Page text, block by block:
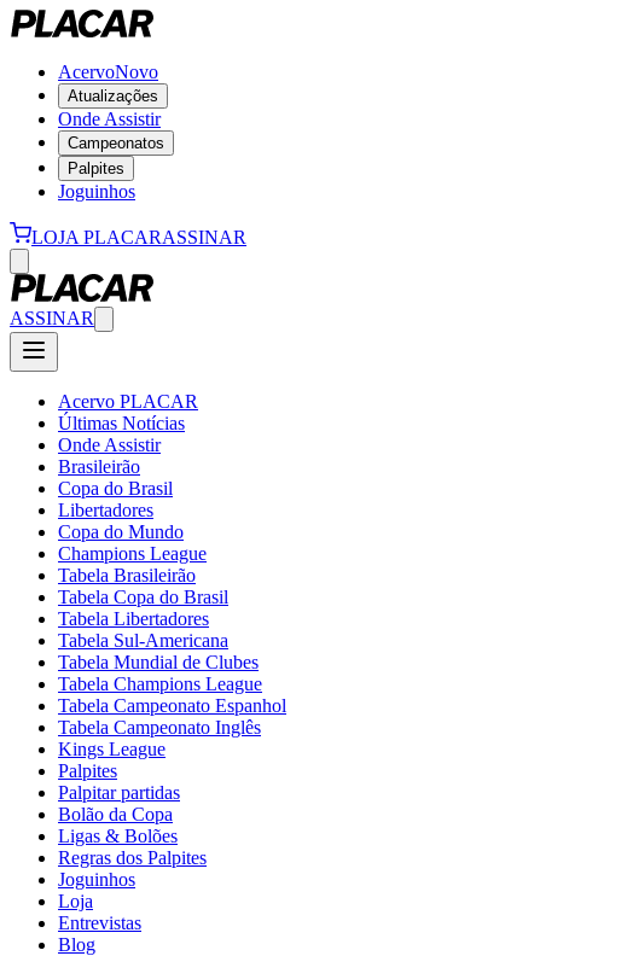
AcervoNovo
Atualizações
Onde Assistir
Campeonatos
Palpites
Joguinhos
LOJA PLACARASSINAR
ASSINAR
Acervo PLACAR
Últimas Notícias
Onde Assistir
Brasileirão
Copa do Brasil
Libertadores
Copa do Mundo
Champions League
Tabela Brasileirão
Tabela Copa do Brasil
Tabela Libertadores
Tabela Sul-Americana
Tabela Mundial de Clubes
Tabela Champions League
Tabela Campeonato Espanhol
Tabela Campeonato Inglês
Kings League
Palpites
Palpitar partidas
Bolão da Copa
Ligas & Bolões
Regras dos Palpites
Joguinhos
Loja
Entrevistas
Blog